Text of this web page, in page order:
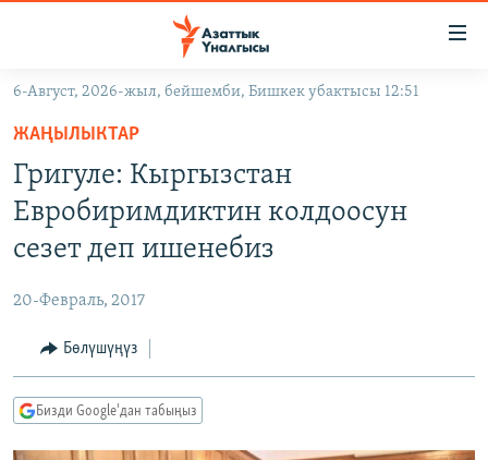
Навигацияга
өтүңүз
Издөөгө
салыңызКЫРГЫЗСТАН
МАДАНИЯТ
ДҮЙНӨ
УКРАИНА
ТВ ПРОГРАММАЛАР
БҮГҮН АЗАТТЫКТА
ПОДКАСТ
Русский
6-Август, 2026-жыл, бейшемби, Бишкек убактысы 12:51
ЖАҢЫЛЫКТАР
Григуле: Кыргызстан
Евробиримдиктин колдоосун
сезет деп ишенебиз
20-Февраль, 2017
Бөлүшүңүз
Бизди Google'дан табыңыз